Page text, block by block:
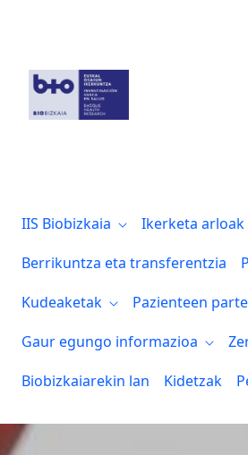
IIS Biobizkaia Ikerketa arloak
Berrikuntza eta transferentzia
Kudeaketak
Pazienteen
Gaur egungo informazioa
Biobizkaiarekin lan
Kidetzak